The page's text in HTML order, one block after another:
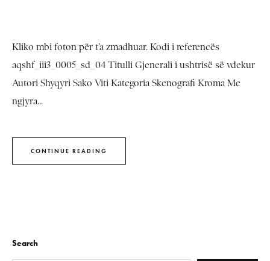
Kliko mbi foton për t’a zmadhuar. Kodi i referencës
aqshf_iii3_0005_sd_04 Titulli Gjenerali i ushtrisë së vdekur
Autori Shyqyri Sako Viti Kategoria Skenografi Kroma Me
ngjyra...
CONTINUE READING
Search